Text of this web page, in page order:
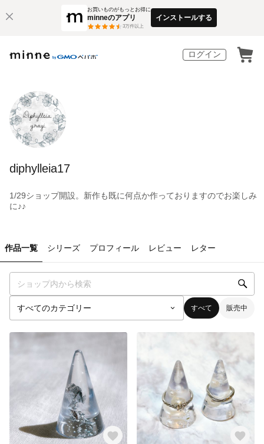
お買いものがもっとお得に
minneのアプリ
3万件以上
インストールする
ログイン
diphylleia17
1/29ショップ開設。新作も既に何点か作っておりますのでお楽しみ
に♪♪
作品一覧 シリーズ プロフィール レビュー レター
すべて 販売中